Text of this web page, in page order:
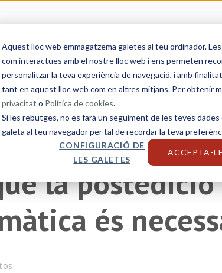
Aquest lloc web emmagatzema galetes al teu ordinador.
com interactues amb el nostre lloc web i ens permeten
personalitzar la teva experiència de navegació, i amb
tant en aquest lloc web com en altres mitjans. Per obtenir
privacitat o Política de cookies.
Si les rebutges, no es farà un seguiment de les teves
galeta al teu navegador per tal de recordar la teva
CONFIGURACIÓ DE
LES GALETES
ACCEPTA-
Traducció jurada Serveis lingüístics
Tecnologies de traducció
la
és